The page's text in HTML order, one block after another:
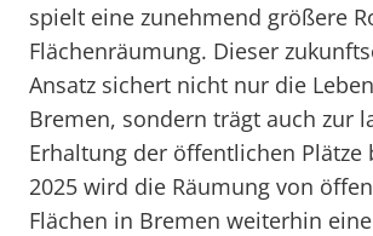
spielt eine zunehmend größere
Flächenräumung. Dieser
Ansatz sichert nicht nur die
Bremen, sondern trägt auch zur
Erhaltung der öffentlichen Plätze
2025 wird die Räumung von
Flächen in Bremen weiterhin